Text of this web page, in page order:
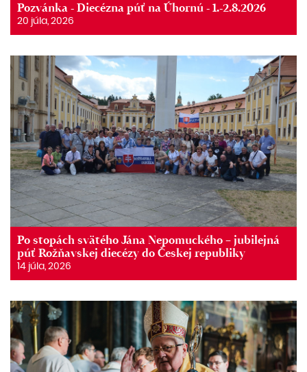
Pozvánka - Diecézna púť na Úhornú - 1.-2.8.2026
20 júla, 2026
Po stopách svätého Jána Nepomuckého – jubilejná
púť Rožňavskej diecézy do Českej republiky
14 júla, 2026